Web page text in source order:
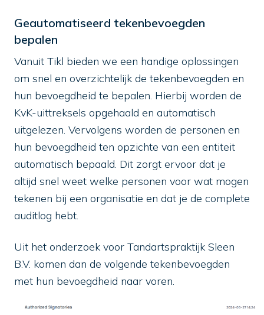
Geautomatiseerd tekenbevoegden
bepalen
Vanuit Tikl bieden we een handige oplossingen
om snel en overzichtelijk de tekenbevoegden en
hun bevoegdheid te bepalen. Hierbij worden de
KvK-uittreksels opgehaald en automatisch
uitgelezen. Vervolgens worden de personen en
hun bevoegdheid ten opzichte van een entiteit
automatisch bepaald. Dit zorgt ervoor dat je
altijd snel weet welke personen voor wat mogen
tekenen bij een organisatie en dat je de complete
auditlog hebt.
Uit het onderzoek voor Tandartspraktijk Sleen
B.V. komen dan de volgende tekenbevoegden
met hun bevoegdheid naar voren.